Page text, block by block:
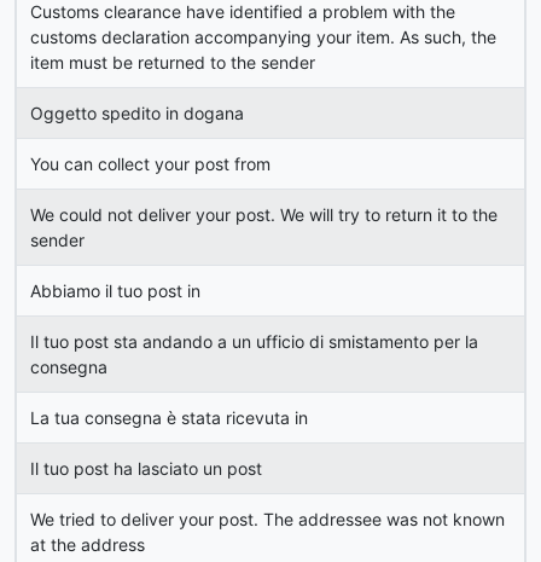
Customs clearance have identified a problem with the
customs declaration accompanying your item. As such, the
item must be returned to the sender
Oggetto spedito in dogana
You can collect your post from
We could not deliver your post. We will try to return it to the
sender
Abbiamo il tuo post in
Il tuo post sta andando a un ufficio di smistamento per la
consegna
La tua consegna è stata ricevuta in
Il tuo post ha lasciato un post
We tried to deliver your post. The addressee was not known
at the address